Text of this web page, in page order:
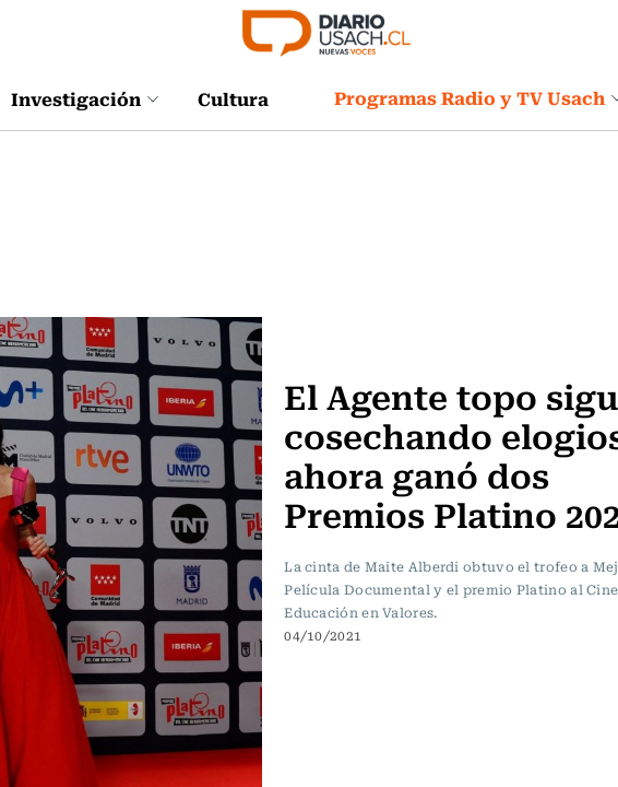
Investigación Cultura Programas Radio y TV Usach
El Agente topo
cosechando
ahora ganó dos
Premios Platino
La cinta de Maite Alberdi obtuvo el trofeo a
Película Documental y el premio Platino al
Educación en Valores.
04/10/2021